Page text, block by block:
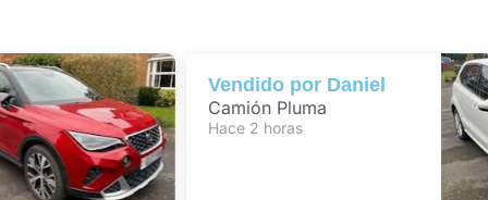
Vendido porDaniel
Camión Pluma
Hace 2 horas